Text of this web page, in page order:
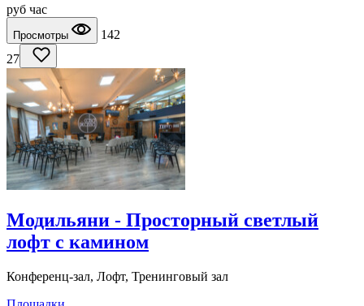
руб час
Просмотры
142
27
Модильяни - Просторный светлый
лофт с камином
Конференц-зал, Лофт, Тренинговый зал